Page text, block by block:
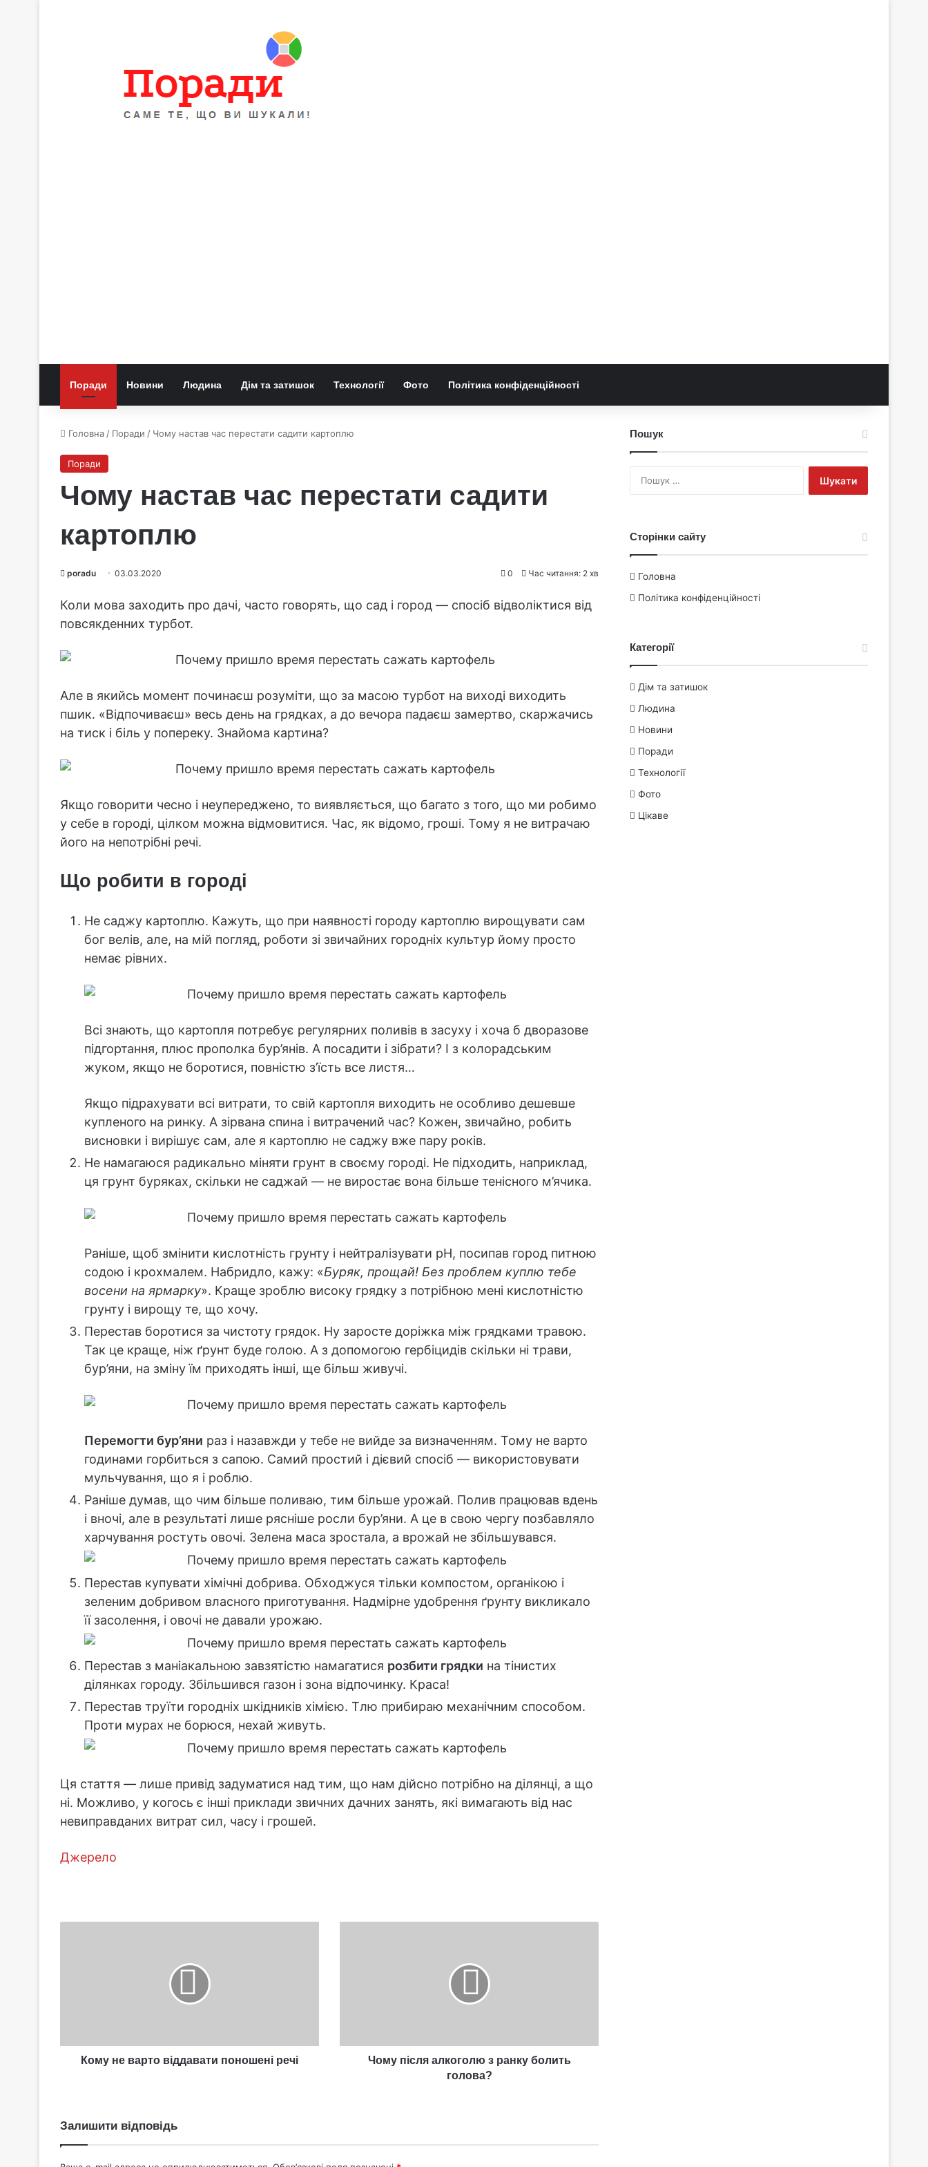
Поради Новини Людина Дім та затишок Технології Фото Політика конфіденційності
Головна / Поради / Чому настав час перестати садити картоплю
Поради
Чому настав час перестати садити
картоплю
poradu 03.03.2020 0 Час читання: 2 хв
Коли мова заходить про дачі, часто говорять, що сад і город — спосіб відволіктися від
повсякденних турбот.
Але в якийсь момент починаєш розуміти, що за масою турбот на виході виходить
пшик. «Відпочиваєш» весь день на грядках, а до вечора падаєш замертво, скаржачись
на тиск і біль у попереку. Знайома картина?
Якщо говорити чесно і неупереджено, то виявляється, що багато з того, що ми робимо
у себе в городі, цілком можна відмовитися. Час, як відомо, гроші. Тому я не витрачаю
його на непотрібні речі.
Що робити в городі
Не саджу картоплю. Кажуть, що при наявності городу картоплю вирощувати сам
бог велів, але, на мій погляд, роботи зі звичайних городніх культур йому просто
немає рівних.
Всі знають, що картопля потребує регулярних поливів в засуху і хоча б дворазове
підгортання, плюс прополка бур’янів. А посадити і зібрати? І з колорадським
жуком, якщо не боротися, повністю з’їсть все листя…
Якщо підрахувати всі витрати, то свій картопля виходить не особливо дешевше
купленого на ринку. А зірвана спина і витрачений час? Кожен, звичайно, робить
висновки і вирішує сам, але я картоплю не саджу вже пару років.
Не намагаюся радикально міняти грунт в своєму городі. Не підходить, наприклад,
ця грунт буряках, скільки не саджай — не виростає вона більше тенісного м’ячика.
Раніше, щоб змінити кислотність грунту і нейтралізувати рН, посипав город питною
содою і крохмалем. Набридло, кажу: «Буряк, прощай! Без проблем куплю тебе
восени на ярмарку». Краще зроблю високу грядку з потрібною мені кислотністю
грунту і вирощу те, що хочу.
Перестав боротися за чистоту грядок. Ну заросте доріжка між грядками травою.
Так це краще, ніж ґрунт буде голою. А з допомогою гербіцидів скільки ні трави,
бур’яни, на зміну їм приходять інші, ще більш живучі.
Перемогти бур’яни раз і назавжди у тебе не вийде за визначенням. Тому не варто
годинами горбиться з сапою. Самий простий і дієвий спосіб — використовувати
мульчування, що я і роблю.
Раніше думав, що чим більше поливаю, тим більше урожай. Полив працював вдень
і вночі, але в результаті лише рясніше росли бур’яни. А це в свою чергу позбавляло
харчування ростуть овочі. Зелена маса зростала, а врожай не збільшувався.
Перестав купувати хімічні добрива. Обходжуся тільки компостом, органікою і
зеленим добривом власного приготування. Надмірне удобрення ґрунту викликало
її засолення, і овочі не давали урожаю.
Перестав з маніакальною завзятістю намагатися розбити грядки на тінистих
ділянках городу. Збільшився газон і зона відпочинку. Краса!
Перестав труїти городніх шкідників хімією. Тлю прибираю механічним способом.
Проти мурах не борюся, нехай живуть.
Ця стаття — лише привід задуматися над тим, що нам дійсно потрібно на ділянці, а що
ні. Можливо, у когось є інші приклади звичних дачних занять, які вимагають від нас
невиправданих витрат сил, часу і грошей.
Джерело
Кому не варто віддавати поношені речі
Чому після алкоголю з ранку болить
голова?
Залишити відповідь
Пошук
Сторінки сайту
Головна
Політика конфіденційності
Категорії
Дім та затишок
Людина
Новини
Поради
Технології
Фото
Цікаве